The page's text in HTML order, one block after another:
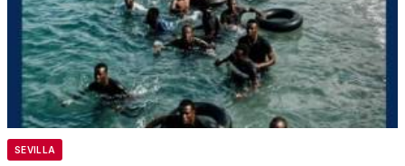
SEVILLA